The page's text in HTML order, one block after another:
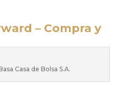
– Compra y
Casa de Bolsa S.A.